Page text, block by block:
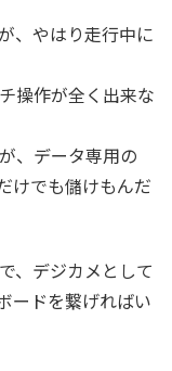
、やはり走行中に
操作が全く出来な
、データ専用の
けでも儲けもんだ
、デジカメとして
ードを繋げればい